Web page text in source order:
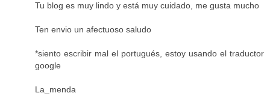
Tu blog es muy lindo y está muy cuidado, me gusta mucho
Ten envio un afectuoso saludo
*siento escribir mal el portugués, estoy usando el traductor
google
La_menda